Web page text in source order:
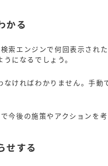
かる
索エンジンで何回表示され
になるでしょう。
ければわかりません。手
後の施策やアクションを考
せする